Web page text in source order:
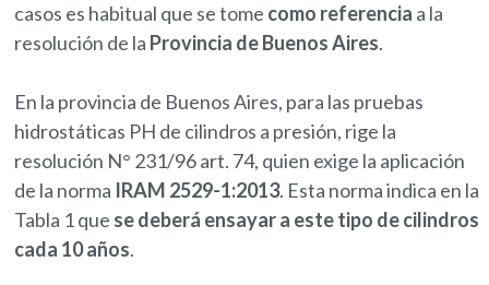
casos es habitual que se tome como referencia a la
resolución de la Provincia de Buenos Aires.
En la provincia de Buenos Aires, para las pruebas
hidrostáticas PH de cilindros a presión, rige la
resolución N° 231/96 art. 74, quien exige la aplicación
de la norma IRAM 2529-1:2013. Esta norma indica en la
Tabla 1 que se deberá ensayar a este tipo de cilindros
cada 10 años.